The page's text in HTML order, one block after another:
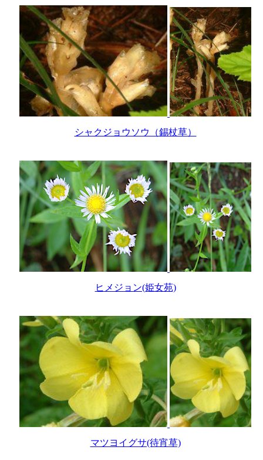
シャクジョウソウ（錫杖草）
ヒメジョン(姫女苑)
マツヨイグサ(待宵草)